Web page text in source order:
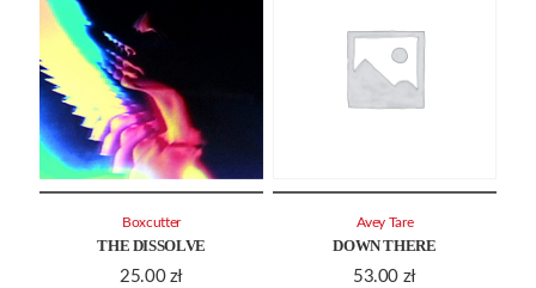
THE DISSOLVE
25.00 zł
Boxcutter
DOWN THERE
53.00 zł
Avey Tare